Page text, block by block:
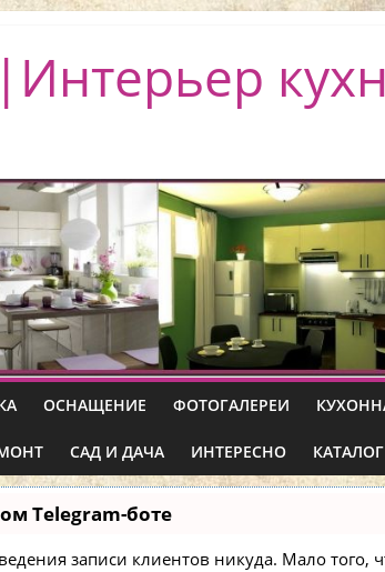
ОСНАЩЕНИЕ ФОТОГАЛЕРЕИ
САД И ДАЧА ИНТЕРЕСНО
Telegram-боте
ведения записи клиентов никуда. Мало